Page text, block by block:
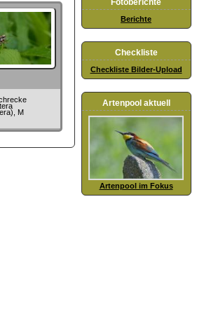
M
Fotoberichte
Berichte
Checkliste
Checkliste Bilder-Upload
Artenpool aktuell
Artenpool im Fokus